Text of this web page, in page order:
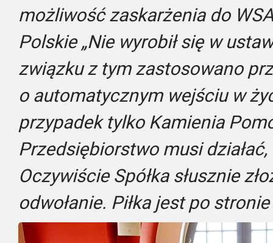
możliwość zaskarżenia do
Polskie „Nie wyrobił się w
związku z tym zastosowano
o automatycznym wejściu w
przypadek tylko Kamienia
Przedsiębiorstwo musi
Oczywiście Spółka słusznie
odwołanie. Piłka jest po